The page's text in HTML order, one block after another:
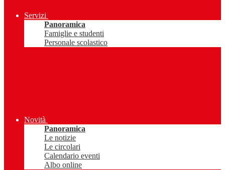
Servizi
Panoramica
Famiglie e studenti
Personale scolastico
Novità
Panoramica
Le notizie
Le circolari
Calendario eventi
Albo online